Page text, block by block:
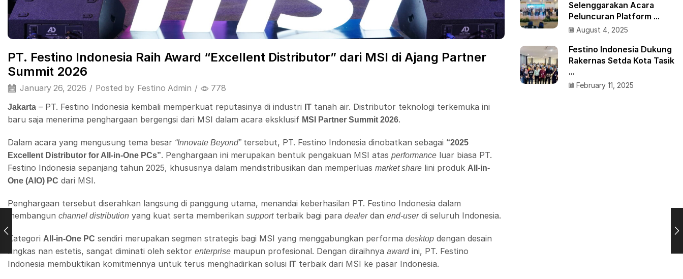
PT. Festino Indonesia Raih Award “Excellent Distributor” dari MSI di Ajang Partner
Summit 2026
January 26, 2026 / Posted by Festino Admin / 778
Jakarta – PT. Festino Indonesia kembali memperkuat reputasinya di industri IT tanah air. Distributor teknologi terkemuka ini
baru saja menerima penghargaan bergengsi dari MSI dalam acara eksklusif MSI Partner Summit 2026.
Dalam acara yang mengusung tema besar “Innovate Beyond”tersebut, PT. Festino Indonesia dinobatkan sebagai “2025
Excellent Distributor for All-in-One PCs”. Penghargaan ini merupakan bentuk pengakuan MSI atas performance luar biasa PT.
Festino Indonesia sepanjang tahun 2025, khususnya dalam mendistribusikan dan memperluas market share lini produk All-in-
One (AIO) PC dari MSI.
Penghargaan tersebut diserahkan langsung di panggung utama, menandai keberhasilan PT. Festino Indonesia dalam
membangun channel distribution yang kuat serta memberikan supportterbaik bagi para dealerdan end-userdi seluruh Indonesia.
Kategori All-in-One PC sendiri merupakan segmen strategis bagi MSI yang menggabungkan performa desktop dengan desain
ringkas nan estetis, sangat diminati oleh sektor enterprise maupun profesional. Dengan diraihnya awardini, PT. Festino
Indonesia membuktikan komitmennya untuk terus menghadirkan solusi IT terbaik dari MSI ke pasar Indonesia.
Selenggarakan Acara
Peluncuran Platform ...
August 4, 2025
Festino Indonesia Dukung
Rakernas Setda Kota Tasik
...
February 11, 2025